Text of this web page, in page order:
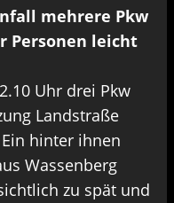
mehrere Pkw
Personen leicht
Uhr drei Pkw
Landstraße
hinter ihnen
Wassenberg
zu spät und